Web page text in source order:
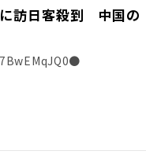
訪日客殺到 中国の